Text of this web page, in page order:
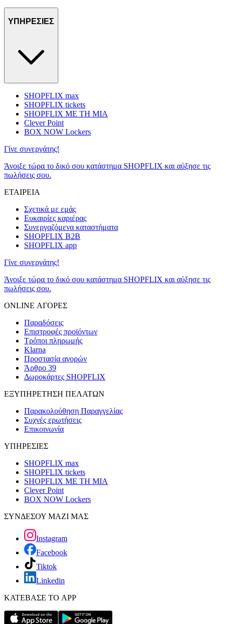
ΥΠΗΡΕΣΙΕΣ
SHOPFLIX max
SHOPFLIX tickets
SHOPFLIX ΜΕ ΤΗ ΜΙΑ
Clever Point
BOX NOW Lockers
Γίνε συνεργάτης!
Άνοιξε τώρα το δικό σου κατάστημα SHOPFLIX και αύξησε τις
πωλήσεις σου.
ΕΤΑΙΡΕΙΑ
Σχετικά με εμάς
Ευκαιρίες καριέρας
Συνεργαζόμενα καταστήματα
SHOPFLIX B2B
SHOPFLIX app
Γίνε συνεργάτης!
Άνοιξε τώρα το δικό σου κατάστημα SHOPFLIX και αύξησε τις
πωλήσεις σου.
ONLINE ΑΓΟΡΕΣ
Παραδόσεις
Επιστροφές προϊόντων
Τρόποι πληρωμής
Klarna
Προστασία αγορών
Άρθρο 39
Δωροκάρτες SHOPFLIX
ΕΞΥΠΗΡΕΤΗΣΗ ΠΕΛΑΤΩΝ
Παρακολούθηση Παραγγελίας
Συχνές ερωτήσεις
Επικοινωνία
ΥΠΗΡΕΣΙΕΣ
SHOPFLIX max
SHOPFLIX tickets
SHOPFLIX ΜΕ ΤΗ ΜΙΑ
Clever Point
BOX NOW Lockers
ΣΥΝΔΕΣΟΥ ΜΑΖΙ ΜΑΣ
Instagram
Facebook
Tiktok
Linkedin
ΚΑΤΕΒΑΣΕ ΤΟ APP